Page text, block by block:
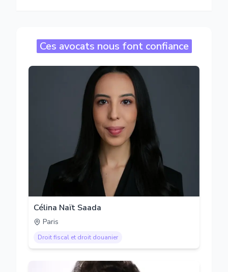
Ces avocats nous font confiance
Célina Naït Saada
Paris
Droit fiscal et droit douanier